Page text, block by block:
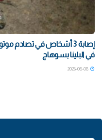
إصابة 3 أشخاص في تصادم
في البلينا بسوهاج